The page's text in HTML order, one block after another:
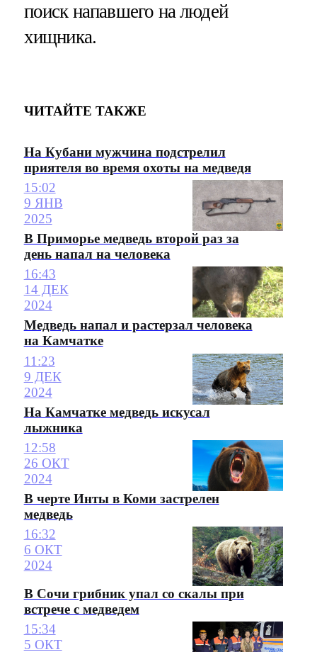
поиск напавшего на людей
хищника.
ЧИТАЙТЕ ТАКЖЕ
На Кубани мужчина подстрелил
приятеля во время охоты на медведя
15:02
9 ЯНВ
2025
В Приморье медведь второй раз за
день напал на человека
16:43
14 ДЕК
2024
Медведь напал и растерзал человека
на Камчатке
11:23
9 ДЕК
2024
На Камчатке медведь искусал
лыжника
12:58
26 ОКТ
2024
В черте Инты в Коми застрелен
медведь
16:32
6 ОКТ
2024
В Сочи грибник упал со скалы при
встрече с медведем
15:34
5 ОКТ